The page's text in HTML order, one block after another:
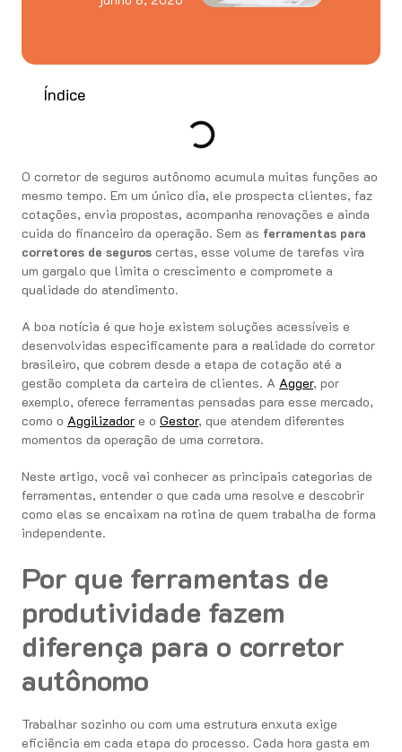
Índice
O corretor de seguros autônomo acumula muitas funções ao
mesmo tempo. Em um único dia, ele prospecta clientes, faz
cotações, envia propostas, acompanha renovações e ainda
cuida do financeiro da operação. Sem as ferramentas para
corretores de seguros certas, esse volume de tarefas vira
um gargalo que limita o crescimento e compromete a
qualidade do atendimento.
A boa notícia é que hoje existem soluções acessíveis e
desenvolvidas especificamente para a realidade do corretor
brasileiro, que cobrem desde a etapa de cotação até a
gestão completa da carteira de clientes. A Agger, por
exemplo, oferece ferramentas pensadas para esse mercado,
como o Aggilizador e o Gestor, que atendem diferentes
momentos da operação de uma corretora.
Neste artigo, você vai conhecer as principais categorias de
ferramentas, entender o que cada uma resolve e descobrir
como elas se encaixam na rotina de quem trabalha de forma
independente.
Por que ferramentas de
produtividade fazem
diferença para o corretor
autônomo
Trabalhar sozinho ou com uma estrutura enxuta exige
eficiência em cada etapa do processo. Cada hora gasta em